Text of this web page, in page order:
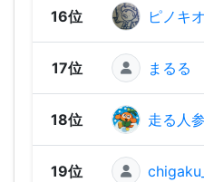
16位 ピノキオ
17位 まるる
18位 走る人参
19位